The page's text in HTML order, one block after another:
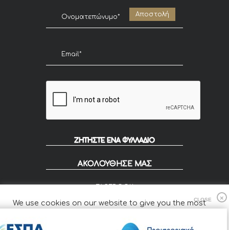
ΖΗΤΗΣΤΕ ΕΝΑ ΦΥΛΛΑΔΙΟ
ΑΚΟΛΟΥΘΗΣΕ ΜΑΣ
FLIP
We use cookies on our website to give you the most
and repeat visits.